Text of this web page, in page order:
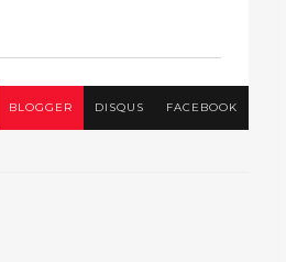
BLOGGER DISQUS FACEBOOK